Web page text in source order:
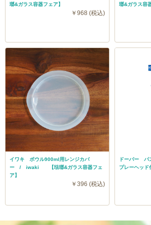
瑯&ガラス容器フェア】
￥968 (税込)
瑯&ガラス容
イワキ ボウル900ml用レンジカバ
ー / iwaki 【琺瑯&ガラス容器フェ
ア】
￥396 (税込)
ドーバー
プレーヘッド